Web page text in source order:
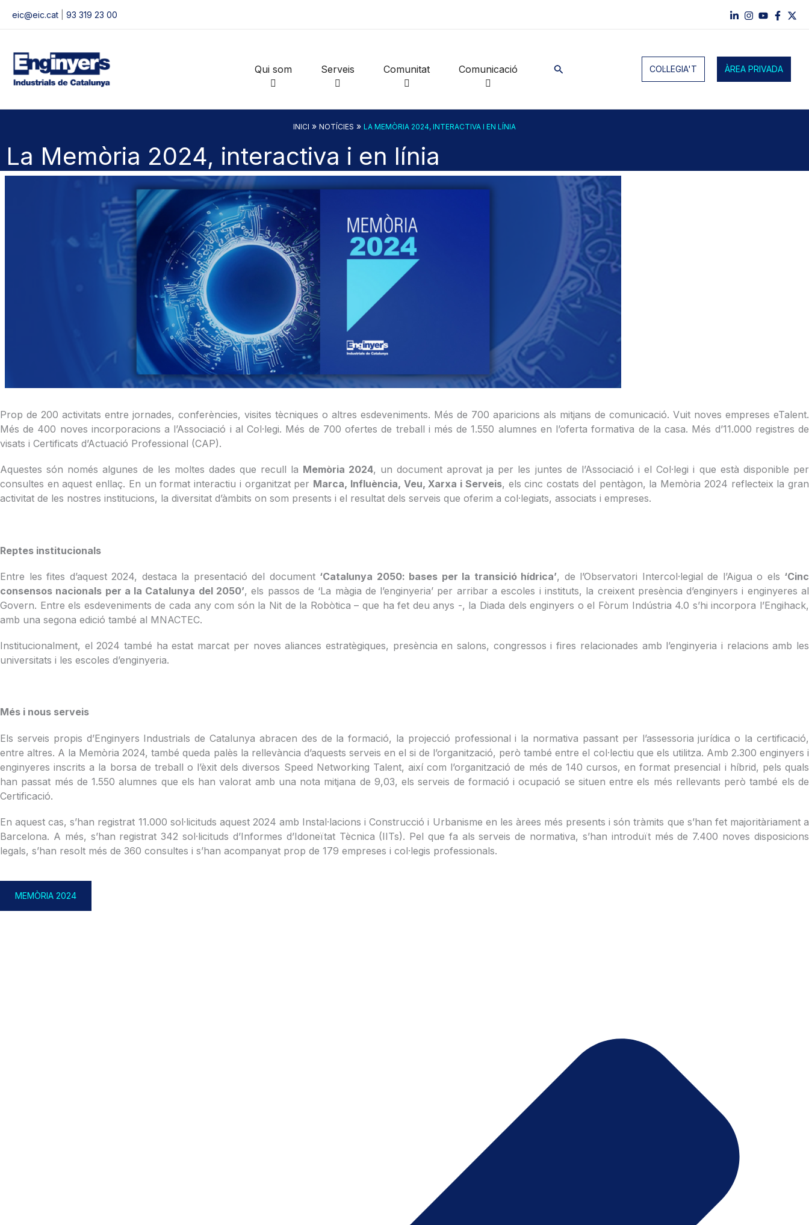
eic@eic.cat 93 319 23 00
Qui som Serveis Comunitat Comunicació Cerca COL·LEGIA'T ÀREA PRIVADA
INICI » NOTÍCIES » LA MEMÒRIA 2024, INTERACTIVA I EN LÍNIA
La Memòria 2024, interactiva i en línia
Prop de 200 activitats entre jornades, conferències, visites tècniques o altres esdeveniments. Més de 700 aparicions als mitjans de comunicació. Vuit noves empreses eTalent.
Més de 400 noves incorporacions a l’Associació i al Col·legi. Més de 700 ofertes de treball i més de 1.550 alumnes en l’oferta formativa de la casa. Més d’11.000 registres de
visats i Certificats d’Actuació Professional (CAP).
Aquestes són només algunes de les moltes dades que recull la Memòria 2024, un document aprovat ja per les juntes de l’Associació i el Col·legi i que està disponible per
consultes en aquest enllaç. En un format interactiu i organitzat per Marca, Influència, Veu, Xarxa i Serveis, els cinc costats del pentàgon, la Memòria 2024 reflecteix la gran
activitat de les nostres institucions, la diversitat d’àmbits on som presents i el resultat dels serveis que oferim a col·legiats, associats i empreses.
Reptes institucionals
Entre les fites d’aquest 2024, destaca la presentació del document ‘Catalunya 2050: bases per la transició hídrica’, de l’Observatori Intercol·legial de l’Aigua o els ‘Cinc
consensos nacionals per a la Catalunya del 2050’, els passos de ‘La màgia de l’enginyeria’ per arribar a escoles i instituts, la creixent presència d’enginyers i enginyeres al
Govern. Entre els esdeveniments de cada any com són la Nit de la Robòtica – que ha fet deu anys -, la Diada dels enginyers o el Fòrum Indústria 4.0 s’hi incorpora l’Engihack,
amb una segona edició també al MNACTEC.
Institucionalment, el 2024 també ha estat marcat per noves aliances estratègiques, presència en salons, congressos i fires relacionades amb l’enginyeria i relacions amb les
universitats i les escoles d’enginyeria.
Més i nous serveis
Els serveis propis d’Enginyers Industrials de Catalunya abracen des de la formació, la projecció professional i la normativa passant per l’assessoria jurídica o la certificació,
entre altres. A la Memòria 2024, també queda palès la rellevància d’aquests serveis en el si de l’organització, però també entre el col·lectiu que els utilitza. Amb 2.300 enginyers i
enginyeres inscrits a la borsa de treball o l’èxit dels diversos Speed Networking Talent, així com l’organització de més de 140 cursos, en format presencial i híbrid, pels quals
han passat més de 1.550 alumnes que els han valorat amb una nota mitjana de 9,03, els serveis de formació i ocupació se situen entre els més rellevants però també els de
Certificació.
En aquest cas, s’han registrat 11.000 sol·licituds aquest 2024 amb Instal·lacions i Construcció i Urbanisme en les àrees més presents i són tràmits que s’han fet majoritàriament a
Barcelona. A més, s’han registrat 342 sol·licituds d’Informes d’Idoneïtat Tècnica (IITs). Pel que fa als serveis de normativa, s’han introduït més de 7.400 noves disposicions
legals, s’han resolt més de 360 consultes i s’han acompanyat prop de 179 empreses i col·legis professionals.
MEMÒRIA 2024